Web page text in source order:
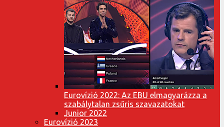
Eurovízió 2022: Az EBU elmagyarázza a
szabálytalan zsűris szavazatokat
Junior 2022
Eurovízió 2023